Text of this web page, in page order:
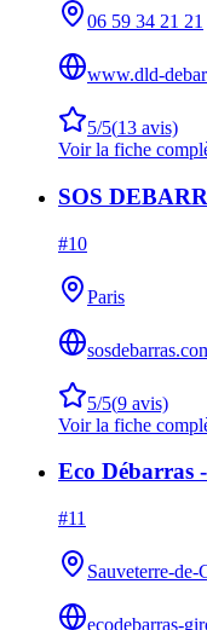
06 59 34 21 21
www.dld-
5/5(13 avis)
Voir la fiche
SOS
#10
Paris
5/5(9 avis)
Voir la fiche
Eco Débarras
#11
Sauveterre-de-
ecodebarras-